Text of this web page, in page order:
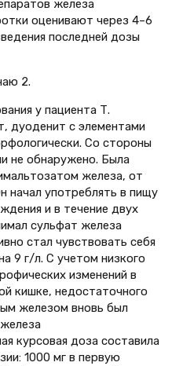
железа
оценивают через 4–6
последней дозы
2.
у пациента Т.
дуоденит с элементами
Со стороны
не обнаружено. Была
железа, от
начал употреблять в пищу
и в течение двух
сульфат железа
стал чувствовать себя
9 г/л. С учетом низкого
изменений в
кишке, недостаточного
железом вновь был
курсовая доза составила
1000 мг в первую